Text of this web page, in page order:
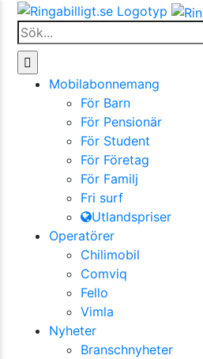
Fortsätt
innehållet
Sök
efter:
Mobilabonnemang
För Barn
För Pensionär
För Student
För Företag
För Familj
Fri surf
Utlandspriser
Operatörer
Chilimobil
Comviq
Fello
Vimla
Nyheter
Branschnyheter